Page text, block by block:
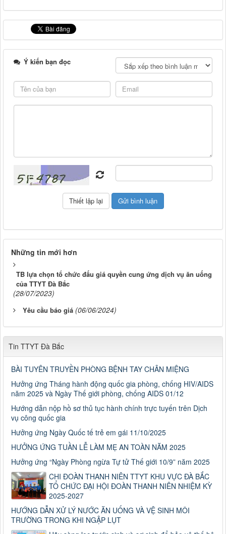
Ý kiến bạn đọc
Những tin mới hơn
TB lựa chọn tổ chức đấu giá quyền cung ứng dịch vụ ăn uống
của TTYT Đà Bắc
(28/07/2023)
Yêu cầu báo giá (06/06/2024)
Tin TTYT Đà Bắc
BÀI TUYÊN TRUYỀN PHÒNG BỆNH TAY CHÂN MIỆNG
Hưởng ứng Tháng hành động quốc gia phòng, chống HIV/AIDS
năm 2025 và Ngày Thế giới phòng, chống AIDS 01/12
Hướng dẫn nộp hồ sơ thủ tục hành chính trực tuyến trên Dịch
vụ công quốc gia
Hưởng ứng Ngày Quốc tế trẻ em gái 11/10/2025
HƯỞNG ỨNG TUẦN LỄ LÀM MẸ AN TOÀN NĂM 2025
Hưởng ứng “Ngày Phòng ngừa Tự tử Thế giới 10/9” năm 2025
CHI ĐOÀN THANH NIÊN TTYT KHU VỰC ĐÀ BẮC
TỔ CHỨC ĐẠI HỘI ĐOÀN THANH NIÊN NHIỆM KỲ
2025-2027
HƯỚNG DẪN XỬ LÝ NƯỚC ĂN UỐNG VÀ VỆ SINH MÔI
TRƯỜNG TRONG KHI NGẬP LỤT